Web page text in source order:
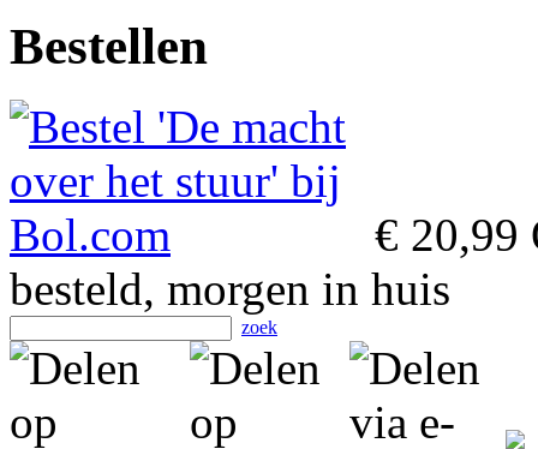
Bestellen
€ 20,99
besteld, morgen in huis
zoek